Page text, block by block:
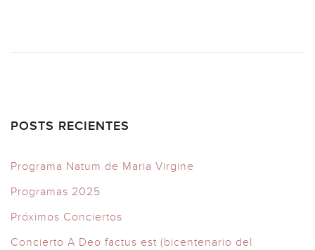
POSTS RECIENTES
Programa Natum de Maria Virgine
Programas 2025
Próximos Conciertos
Concierto A Deo factus est (bicentenario del